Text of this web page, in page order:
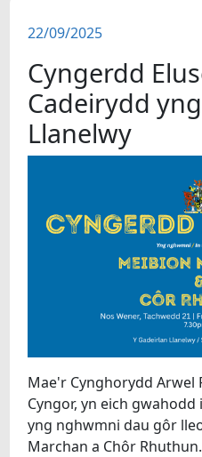
ERTHYGLAU
CIPOLWG
A WYDDOCH CHI?
22/09/2025
Cyngerdd
Cadeirydd
Llanelwy
Mae'r Cynghorydd Arwel
Cyngor, yn eich
yng nghwmni dau gôr
Marchan a Chôr Rhuthun.